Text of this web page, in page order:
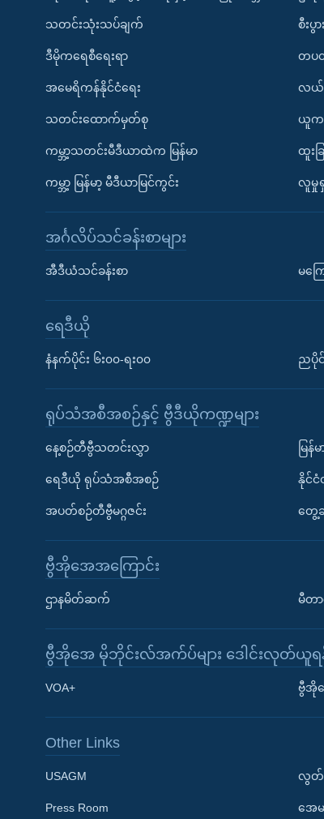
Learning English
ဘာသာစကားများ
သတင်းသုံးသပ်ချက်
ဒီမိုကရေစီရေးရာ
အမေရိကန်နိုင်ငံရေး
သတင်းထောက်မှတ်စု
ကမ္ဘာ့သတင်းမီဒီယာထဲက မြန်မာ
ကမ္ဘာ့ မြန်မာ့ မီဒီယာမြင်ကွင်း
စီးပွာ
တပ
လယ်ယ
ယူကရိ
ထူးခ
လူမှုရှု
အင်္ဂလိပ်သင်ခန်းစာများ
အီဒီယံသင်ခန်းစာ မကြ
ရေဒီယို
နံနက်ပိုင်း ၆း၀၀-ရး၀၀ ညပိုင်
ရုပ်သံအစီအစဉ်နှင့် ဗွီဒီယိုကဏ္ဍများ
နေ့စဉ်တီဗွီသတင်းလွှာ
ရေဒီယို ရုပ်သံအစီအစဉ်
အပတ်စဉ်တီဗွီမဂ္ဂဇင်း
မြန်မ
နိုင်
တွေ့ဆုံ
ဗွီအိုအေအကြောင်း
ဌာနမိတ်ဆက် မီတာ
ဗွီအိုအေ မိုဘိုင်းလ်အက်ပ်များ ဒေါင်းလုတ်ယူရ
VOA+ ဗွီအို
Other Links
USAGM
Press Room
လွတ်
အေမ